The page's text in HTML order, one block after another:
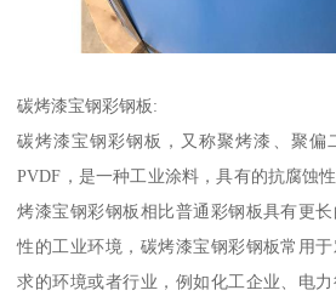
碳烤漆宝钢彩钢板:
碳烤漆宝钢彩钢板，又称聚烤漆、聚偏
PVDF，是一种工业涂料，具有的抗腐蚀
烤漆宝钢彩钢板相比普通彩钢板具有更
性的工业环境，碳烤漆宝钢彩钢板常用
求的环境或者行业，例如化工企业、电